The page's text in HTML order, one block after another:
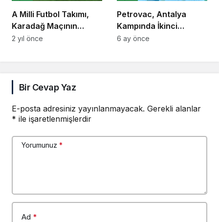
A Milli Futbol Takımı,
Karadağ Maçının
Hazırlıklarına Başladı
2 yıl önce
Petrovac, Antalya
Kampında İkinci
Galibiyetini Aldı
6 ay önce
Bir Cevap Yaz
E-posta adresiniz yayınlanmayacak. Gerekli alanlar
* ile işaretlenmişlerdir
Yorumunuz *
Ad *